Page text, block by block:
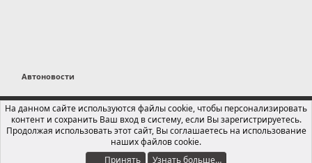
Автоновости
Russian (RU)
Обратная связь
Условия и правила
Политика конфиденциальности
Помощь
На данном сайте используются файлы cookie, чтобы персонализировать
контент и сохранить Ваш вход в систему, если Вы зарегистрируетесь.
Продолжая использовать этот сайт, Вы соглашаетесь на использование
наших файлов cookie.
Принять
Узнать больше…